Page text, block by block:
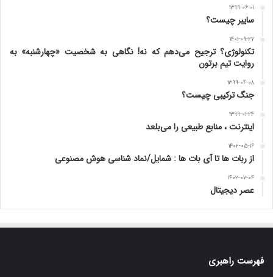
۱۳۹۹-۰۶-۰۱
سایبر چیست؟
۱۴۰۱-۰۹-۲۷
تکنولوژی؟ ترجیح می‌دهم که نه! نگاهی به شخصیت «چهارشنبه» به
روایت تیم برتون
۱۳۹۹-۰۴-۰۸
جنگ ترکیبی چیست؟
۱۳۹۹-۰۱-۲۴
اینترنت ، منابع طبیعی را می‌بلعد
۱۴۰۲-۰۵-۱۶
از ربات ها تا آی بات ها : شمایل/نماد شناسی هوش مصنوعی
۱۴۰۲-۰۷-۰۴
عصر دیجیتال
فهرست راهبری